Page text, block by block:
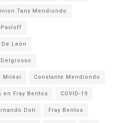
Tany Mendiondo
León
Milesi Constante Mendiondo
en Fray Bentos COVID-19
Doti Fray Bentos